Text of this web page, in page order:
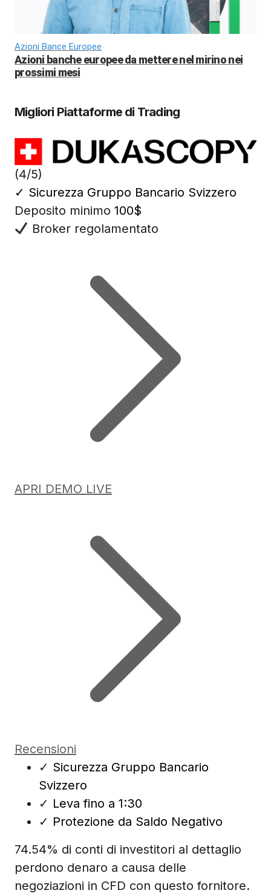
Azioni Bance Europee
Azioni banche europee da mettere nel mirino nei
prossimi mesi
Migliori Piattaforme di Trading
(4/5)
✓ Sicurezza Gruppo Bancario Svizzero
Deposito minimo 100$
Broker regolamentato
APRI DEMO LIVE
Recensioni
✓ Sicurezza Gruppo Bancario
Svizzero
✓ Leva fino a 1:30
✓ Protezione da Saldo Negativo
74.54% di conti di investitori al dettaglio
perdono denaro a causa delle
negoziazioni in CFD con questo fornitore.